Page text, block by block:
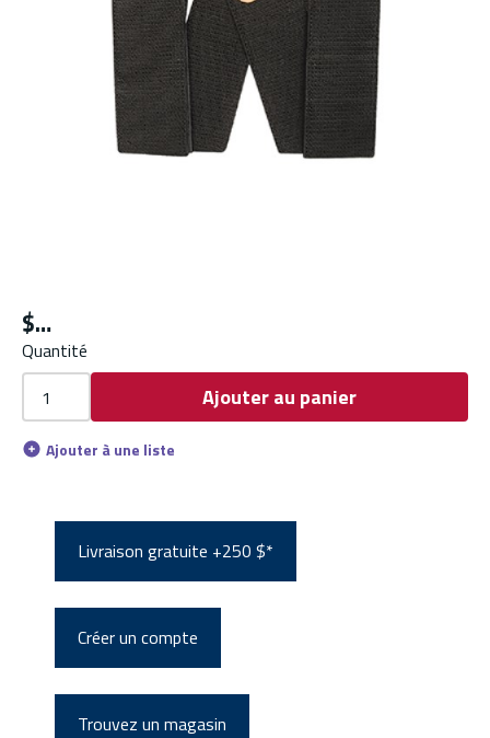
$
Quantité
Ajouter au panier
Ajouter à une liste
Livraison gratuite +250 $*
Créer un compte
Trouvez un magasin